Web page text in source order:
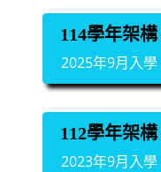
114學年架構
2025年9月入學
112學年架構
2023年9月入學